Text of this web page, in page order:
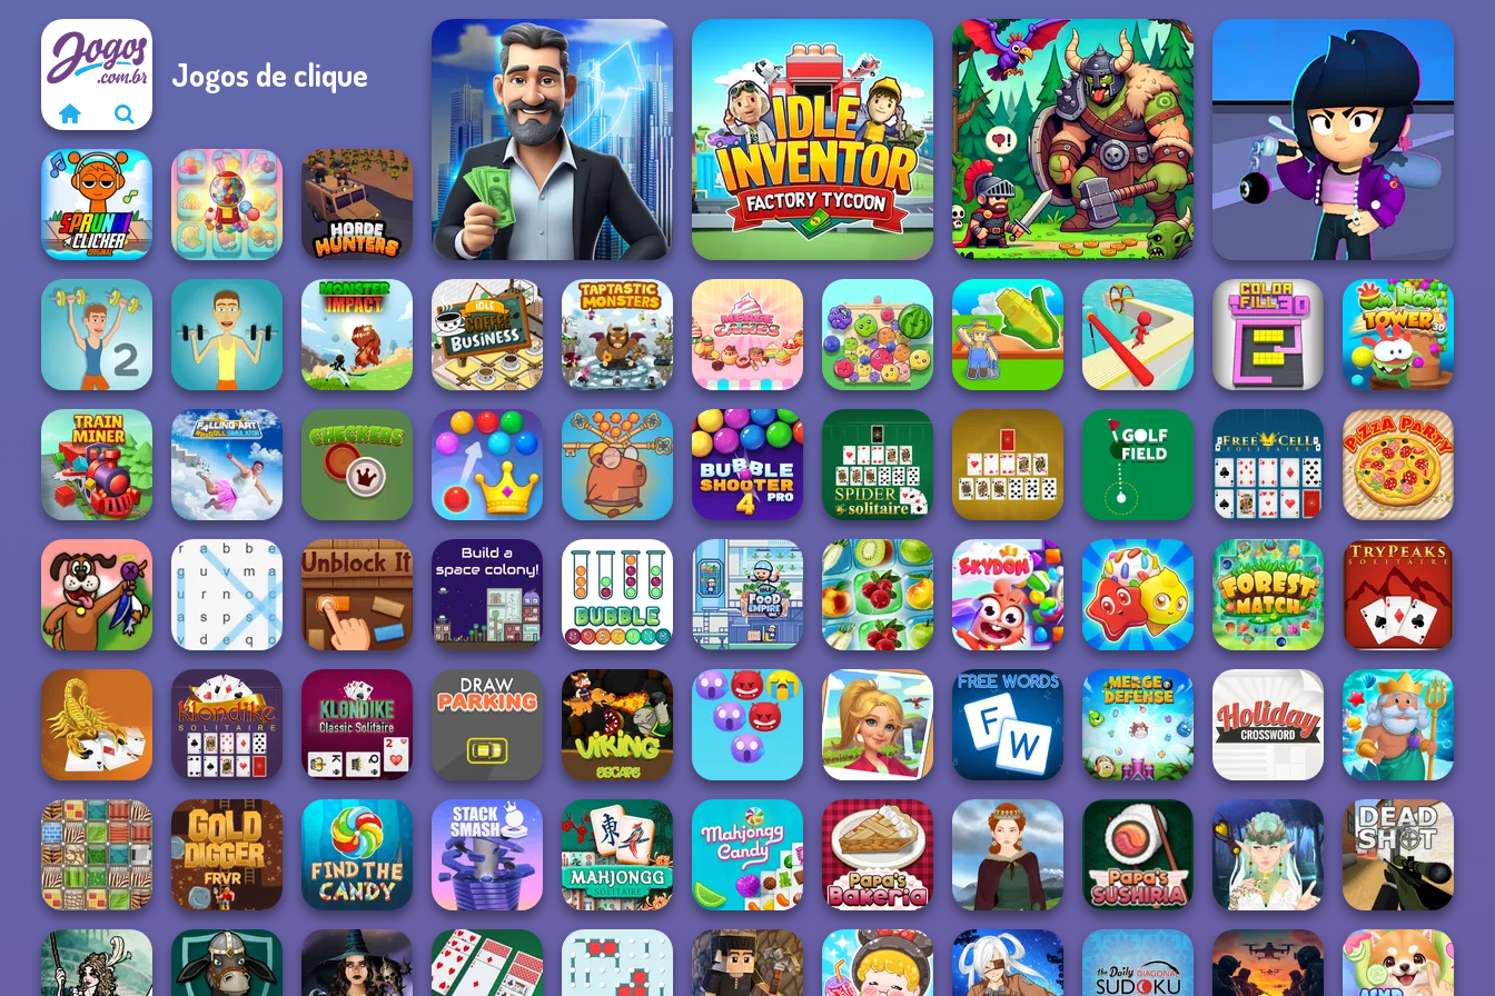
Jogos de clique
LandLord Rent out - Real
Estat...
Idle Inventor Dragon Hunter Brawl Stars Sound
Super Sprunki
Clicker
Candy Shop
Merge
Horde Hunters
Muscle Clicker 2 Muscle Clicker Monster Impact
Idle Coffee
Business
Taptastic
Monsters
Merge Cakes Fruit Party
My Garden
Journey
Fun Race 3D Color Fill 3D
Om Nom Tower
3D
Train Miner
Falling Art
Ragdoll
Simulator
Checkers
Royal Bubble
Blast
Save Baby
Capybaras: Pull
Pin
Bubble Shooter
Pro 4
Spider Solitaire Pyramid Solitaire Golf Field Free Cell Solitaire Pizza Party
Duck Hunter Word Search Unblock It The Final Earth 2 Bubble Sorting
Idle Food Empire
Inc.
Fruit Connect 2 Skydom Candy Riddles Forest Match Tripeaks Solitaire
Scorpion
Solitaire
Klondike
Solitaire Classic
Klondike Classic
Solitaire
Draw Parking Viking Escape
Emoji Bubble
Shooter
Tropical Merge Free Words Merge Defense
Holiday
Crossword
Fish Story
Gold Digger
Mahjong
Mega Fantasy